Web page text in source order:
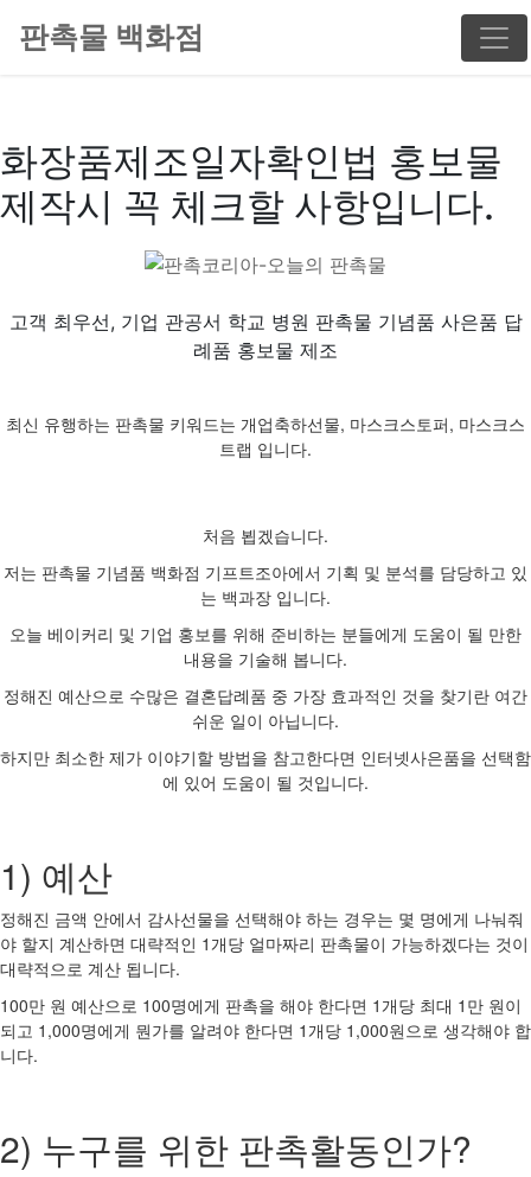
판촉물 백화점
화장품제조일자확인법 홍보물
제작시 꼭 체크할 사항입니다.
고객 최우선, 기업 관공서 학교 병원 판촉물 기념품 사은품 답
례품 홍보물 제조
최신 유행하는 판촉물 키워드는 개업축하선물, 마스크스토퍼, 마스크스
트랩 입니다.
처음 뵙겠습니다.
저는 판촉물 기념품 백화점 기프트조아에서 기획 및 분석를 담당하고 있
는 백과장 입니다.
오늘 베이커리 및 기업 홍보를 위해 준비하는 분들에게 도움이 될 만한
내용을 기술해 봅니다.
정해진 예산으로 수많은 결혼답례품 중 가장 효과적인 것을 찾기란 여간
쉬운 일이 아닙니다.
하지만 최소한 제가 이야기할 방법을 참고한다면 인터넷사은품을 선택함
에 있어 도움이 될 것입니다.
1) 예산
정해진 금액 안에서 감사선물을 선택해야 하는 경우는 몇 명에게 나눠줘
야 할지 계산하면 대략적인 1개당 얼마짜리 판촉물이 가능하겠다는 것이
대략적으로 계산 됩니다.
100만 원 예산으로 100명에게 판촉을 해야 한다면 1개당 최대 1만 원이
되고 1,000명에게 뭔가를 알려야 한다면 1개당 1,000원으로 생각해야 합
니다.
2) 누구를 위한 판촉활동인가?